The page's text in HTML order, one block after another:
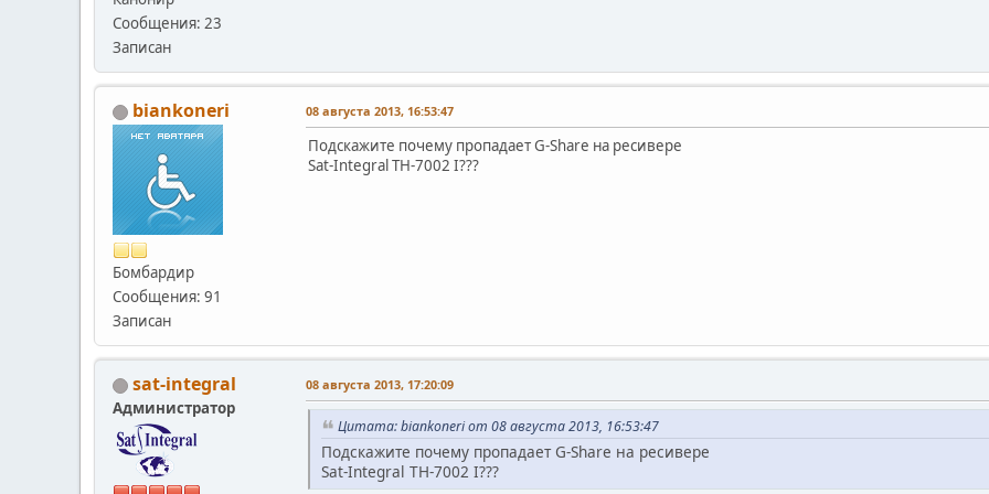
Сообщения: 23
Записан
biankoneri
Бомбардир
Сообщения: 91
Записан
08 августа 2013, 16:53:47
Подскажите почему пропадает G-Share на ресивере
Sat-Integral TH-7002 I???
sat-integral
Администратор
08 августа 2013, 17:20:09
Цитата: biankoneri от 08 августа 2013, 16:53:47
Подскажите почему пропадает G-Share на ресивере
Sat-Integral TH-7002 I???